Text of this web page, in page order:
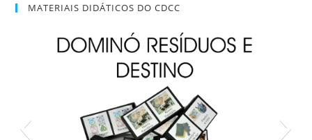
MATERIAIS DIDÁTICOS DO CDCC